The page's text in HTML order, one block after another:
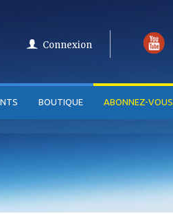
Connexion
BOUTIQUE ABONNEZ-VOUS